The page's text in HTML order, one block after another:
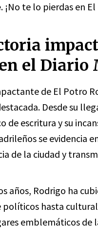
. ¡No te lo pierdas en
el Diario
de El Potro
Desde su
de escritura y su
se evidencia
de la ciudad y
años, Rodrigo ha
políticos hasta
emblemáticos de